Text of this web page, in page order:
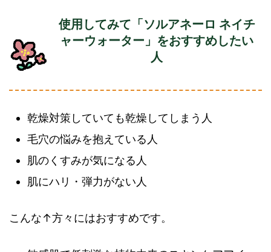
使用してみて「ソルアネーロ ネイチ
ャーウォーター」をおすすめしたい
人
乾燥対策していても乾燥してしまう人
毛穴の悩みを抱えている人
肌のくすみが気になる人
肌にハリ・弾力がない人
こんな↑方々にはおすすめです。